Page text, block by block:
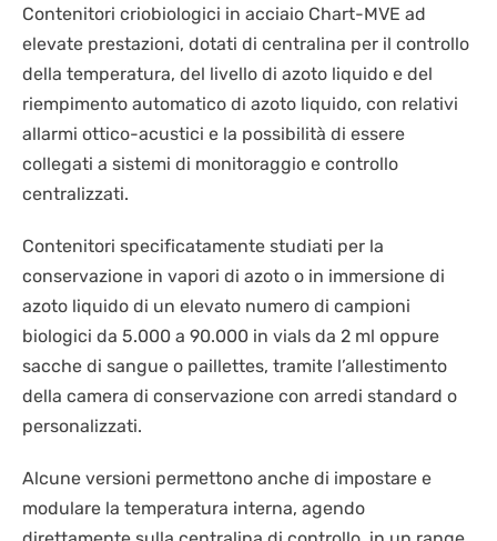
Contenitori criobiologici in acciaio Chart-MVE ad
elevate prestazioni, dotati di centralina per il controllo
della temperatura, del livello di azoto liquido e del
riempimento automatico di azoto liquido, con relativi
allarmi ottico-acustici e la possibilità di essere
collegati a sistemi di monitoraggio e controllo
centralizzati.
Contenitori specificatamente studiati per la
conservazione in vapori di azoto o in immersione di
azoto liquido di un elevato numero di campioni
biologici da 5.000 a 90.000 in vials da 2 ml oppure
sacche di sangue o paillettes, tramite l’allestimento
della camera di conservazione con arredi standard o
personalizzati.
Alcune versioni permettono anche di impostare e
modulare la temperatura interna, agendo